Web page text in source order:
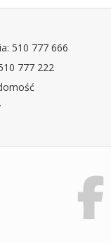
510 777 666
777 222